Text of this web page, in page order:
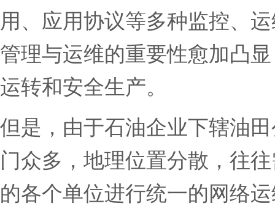
用、应用协议等多种监控、
管理与运维的重要性愈加凸
运转和安全生产。
但是，由于石油企业下辖油
门众多，地理位置分散，往
的各个单位进行统一的网络